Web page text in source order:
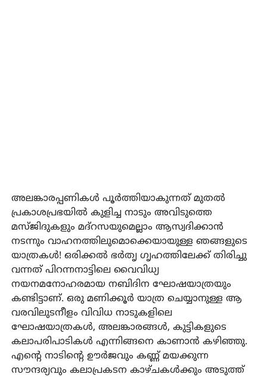
അലങ്കാരപ്പണികൾ പൂർത്തിയാകുന്നത് മുതൽ
പ്രകാശപ്രഭയിൽ കുളിച്ച നാടും അവിടുത്തെ
മസ്ജിദുകളും മദ്റസയുമെല്ലാം ആസ്വദിക്കാൻ
നടന്നും വാഹനത്തിലുമൊക്കെയായുള്ള ഞങ്ങളുടെ
യാത്രകൾ! ഒരിക്കൽ ഭർതൃ ഗൃഹത്തിലേക്ക് തിരിച്ചു
വന്നത് പിറന്നനാട്ടിലെ വൈവിധ്യ
നയനമനോഹരമായ നബിദിന ഘോഷയാത്രയും
കണ്ടിട്ടാണ്. ഒരു മണിക്കൂർ യാത്ര ചെയ്യാനുള്ള ആ
വരവിലുടനീളം വിവിധ നാടുകളിലെ
ഘോഷയാത്രകൾ, അലങ്കാരങ്ങൾ, കുട്ടികളുടെ
കലാപരിപാടികൾ എന്നിങ്ങനെ കാണാൻ കഴിഞ്ഞു.
എന്റെ നാടിന്റെ ഊർജവും കണ്ണ് മയക്കുന്ന
സൗന്ദര്യവും കലാപ്രകടന കാഴ്ചകൾക്കും അടുത്ത്